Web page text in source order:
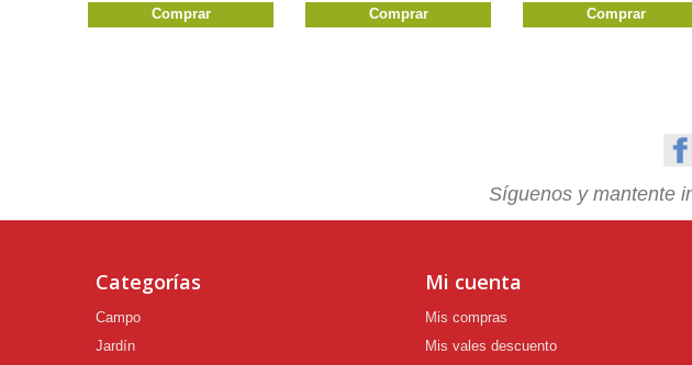
Comprar Comprar Comprar
Síguenos y mantente
Categorías
Campo
Jardín
Mi cuenta
Mis compras
Mis vales descuento